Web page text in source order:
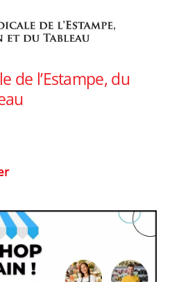
de l’Estampe, du